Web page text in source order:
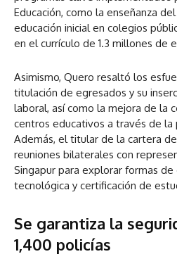
Educación, como la enseñanza
educación inicial en colegios
en el currículo de 1.3 millones de
Asimismo, Quero resaltó los
titulación de egresados y su
laboral, así como la mejora de la
centros educativos a través de
Además, el titular de la cartera
reuniones bilaterales con
Singapur para explorar formas
tecnológica y certificación de
Se garantiza la
1,400 policías